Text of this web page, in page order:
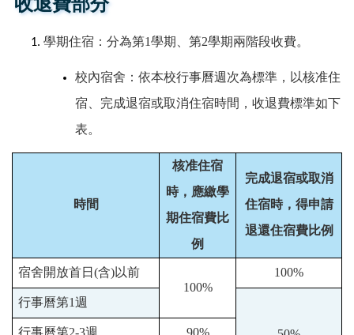
學期住宿 ：分為第1學期、第2學期兩階段收費。
校內宿舍：依本校行事曆週 次為標準，以核准住
宿、 完成退宿或取消住宿時間，收退費標準如下
表。
時間
核准住宿
時，應繳學
期住宿費比
例
完成退宿或取消
住宿時，得申請
退還住宿費比例
宿舍開放首日(含)以前
100%
100%
行事曆第1週
行事曆第2-3週 90%